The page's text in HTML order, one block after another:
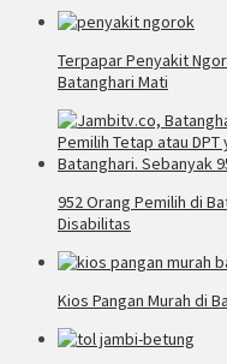
Terpapar Penyakit
Batanghari Mati
952 Orang Pemilih di
Disabilitas
Kios Pangan Murah di